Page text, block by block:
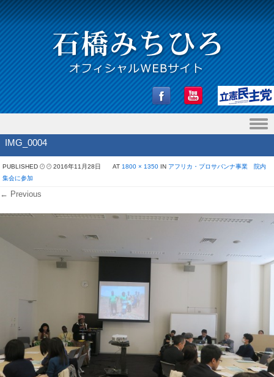
Skip to content
IMG_0004
PUBLISHED 2016年11月28日 AT 1800 × 1350 IN アフリカ・プロサバンナ事業 院内
集会に参加
← Previous